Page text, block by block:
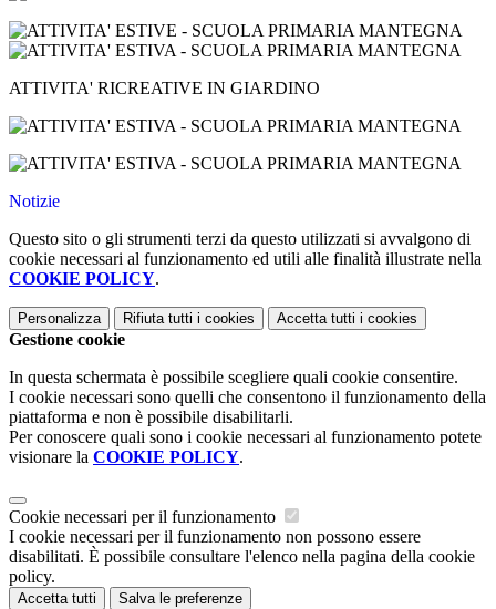
ATTIVITA' RICREATIVE IN GIARDINO
Notizie
Questo sito o gli strumenti terzi da questo utilizzati si avvalgono di
cookie necessari al funzionamento ed utili alle finalità illustrate nella
COOKIE POLICY.
Personalizza Rifiuta tutti i cookies Accetta tutti i cookies
Gestione cookie
In questa schermata è possibile scegliere quali cookie consentire.
I cookie necessari sono quelli che consentono il funzionamento della
piattaforma e non è possibile disabilitarli.
Per conoscere quali sono i cookie necessari al funzionamento potete
visionare la COOKIE POLICY.
Cookie necessari per il funzionamento
I cookie necessari per il funzionamento non possono essere
disabilitati. È possibile consultare l'elenco nella pagina della cookie
policy.
Accetta tutti Salva le preferenze